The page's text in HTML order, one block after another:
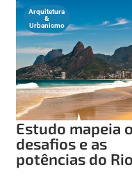
Arquitetura
&
Urbanismo
Estudo mapeia
desafios e as
potências do Rio